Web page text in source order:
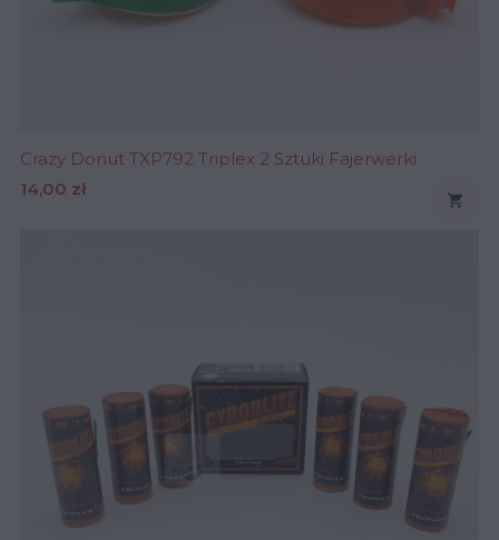
Crazy Donut TXP792 Triplex 2 Sztuki Fajerwerki
Cena
14,00 zł
